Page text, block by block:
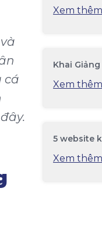
cá
Xem thêm
Khai
Xem thêm
5 website
Xem thêm